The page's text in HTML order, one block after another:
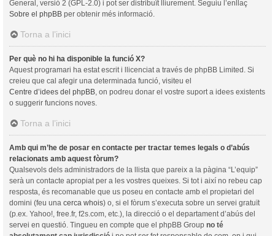
General, versió 2 (GPL-2.0) i pot ser distribuït lliurement. Seguiu l’enllaç
Sobre el phpBB per obtenir més informació.
Torna a l’inici
Per què no hi ha disponible la funció X?
Aquest programari ha estat escrit i llicenciat a través de phpBB Limited. Si
creieu que cal afegir una determinada funció, visiteu el
Centre d’idees del phpBB , on podreu donar el vostre suport a idees existents
o suggerir funcions noves.
Torna a l’inici
Amb qui m’he de posar en contacte per tractar temes legals o d’abús
relacionats amb aquest fòrum?
Qualsevols dels administradors de la llista que pareix a la pàgina “L’equip”
serà un contacte apropiat per a les vostres queixes. Si tot i així no rebeu cap
resposta, és recomanable que us poseu en contacte amb el propietari del
domini (feu una cerca whois) o, si el fòrum s’executa sobre un servei gratuït
(p.ex. Yahoo!, free.fr, f2s.com, etc.), la direcció o el departament d’abús del
servei en questió. Tingueu en compte que el phpBB Group no té